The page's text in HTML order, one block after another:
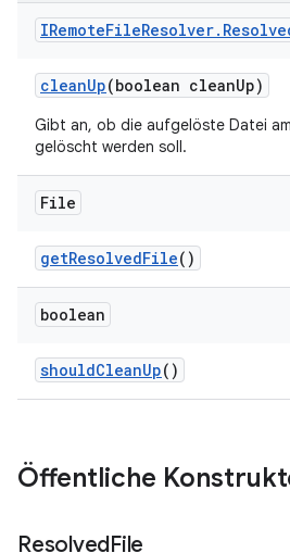
IRemoteFileResolver.
cleanUp(boolean cleanUp)
Gibt an, ob die aufgelöste Datei
gelöscht werden soll.
File
getResolvedFile()
boolean
shouldCleanUp()
Öffentliche
ResolvedFile